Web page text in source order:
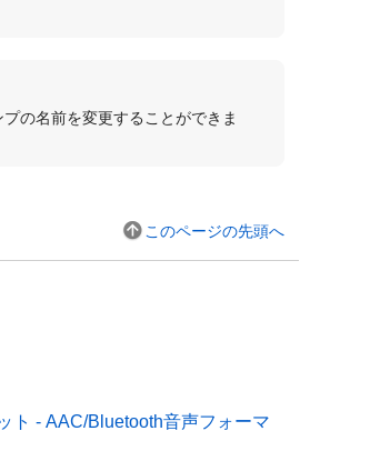
の名前を変更することができま
このページの先頭へ
ト - AAC/Bluetooth音声フォーマ